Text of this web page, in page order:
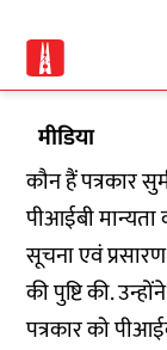
मीडिया
कौन हैं पत्रकार
पीआईबी मान्यता
सूचना एवं
की पुष्टि की.
पत्रकार को